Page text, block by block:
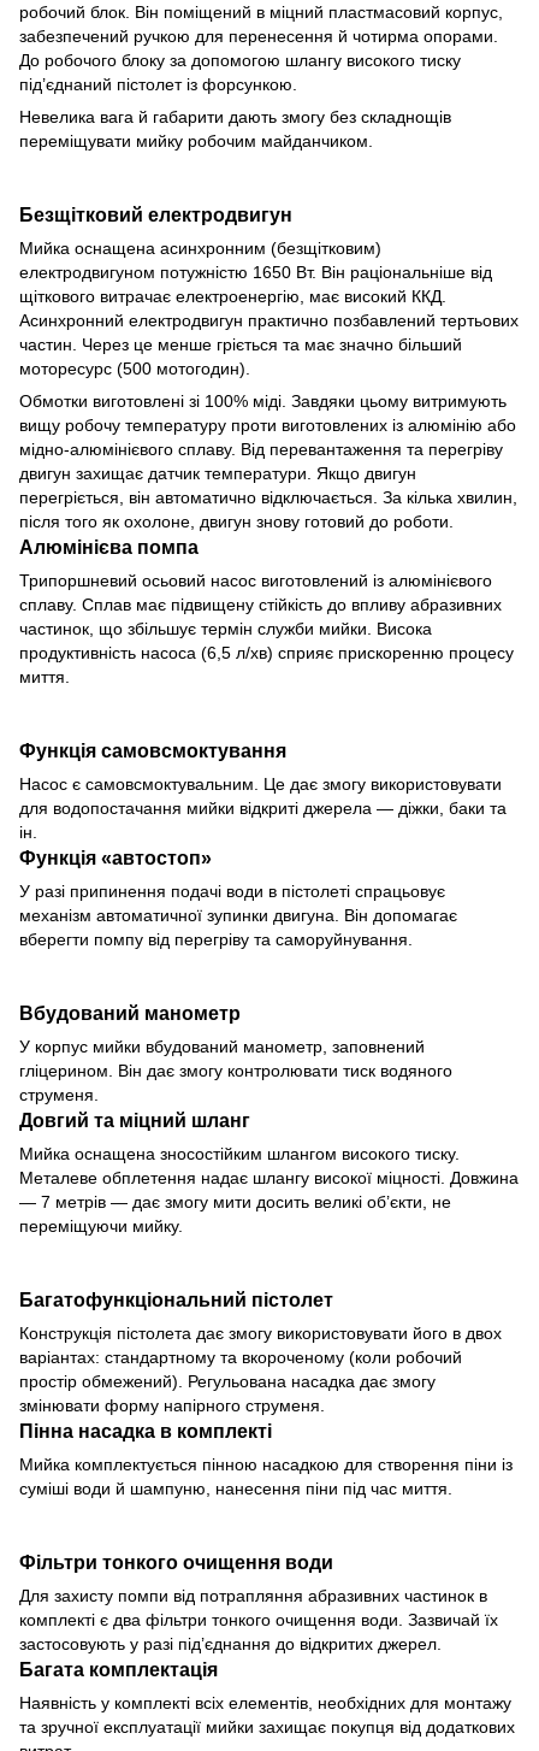
робочий блок. Він поміщений в міцний пластмасовий корпус,
забезпечений ручкою для перенесення й чотирма опорами.
До робочого блоку за допомогою шлангу високого тиску
під’єднаний пістолет із форсункою.
Невелика вага й габарити дають змогу без складнощів
переміщувати мийку робочим майданчиком.
Безщітковий електродвигун
Мийка оснащена асинхронним (безщітковим)
електродвигуном потужністю 1650 Вт. Він раціональніше від
щіткового витрачає електроенергію, має високий ККД.
Асинхронний електродвигун практично позбавлений тертьових
частин. Через це менше гріється та має значно більший
моторесурс (500 мотогодин).
Обмотки виготовлені зі 100% міді. Завдяки цьому витримують
вищу робочу температуру проти виготовлених із алюмінію або
мідно-алюмінієвого сплаву. Від перевантаження та перегріву
двигун захищає датчик температури. Якщо двигун
перегріється, він автоматично відключається. За кілька хвилин,
після того як охолоне, двигун знову готовий до роботи.
Алюмінієва помпа
Трипоршневий осьовий насос виготовлений із алюмінієвого
сплаву. Сплав має підвищену стійкість до впливу абразивних
частинок, що збільшує термін служби мийки. Висока
продуктивність насоса (6,5 л/хв) сприяє прискоренню процесу
миття.
Функція самовсмоктування
Насос є самовсмоктувальним. Це дає змогу використовувати
для водопостачання мийки відкриті джерела — діжки, баки та
ін.
Функція «автостоп»
У разі припинення подачі води в пістолеті спрацьовує
механізм автоматичної зупинки двигуна. Він допомагає
вберегти помпу від перегріву та саморуйнування.
Вбудований манометр
У корпус мийки вбудований манометр, заповнений
гліцерином. Він дає змогу контролювати тиск водяного
струменя.
Довгий та міцний шланг
Мийка оснащена зносостійким шлангом високого тиску.
Металеве обплетення надає шлангу високої міцності. Довжина
— 7 метрів — дає змогу мити досить великі об’єкти, не
переміщуючи мийку.
Багатофункціональний пістолет
Конструкція пістолета дає змогу використовувати його в двох
варіантах: стандартному та вкороченому (коли робочий
простір обмежений). Регульована насадка дає змогу
змінювати форму напірного струменя.
Пінна насадка в комплекті
Мийка комплектується пінною насадкою для створення піни із
суміші води й шампуню, нанесення піни під час миття.
Фільтри тонкого очищення води
Для захисту помпи від потрапляння абразивних частинок в
комплекті є два фільтри тонкого очищення води. Зазвичай їх
застосовують у разі під’єднання до відкритих джерел.
Багата комплектація
Наявність у комплекті всіх елементів, необхідних для монтажу
та зручної експлуатації мийки захищає покупця від додаткових